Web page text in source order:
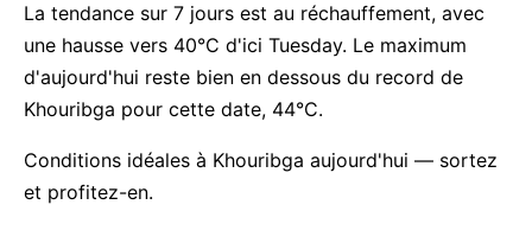
La tendance sur 7 jours est au réchauffement, avec
une hausse vers 40°C d'ici Tuesday. Le maximum
d'aujourd'hui reste bien en dessous du record de
Khouribga pour cette date, 44°C.
Conditions idéales à Khouribga aujourd'hui — sortez
et profitez-en.